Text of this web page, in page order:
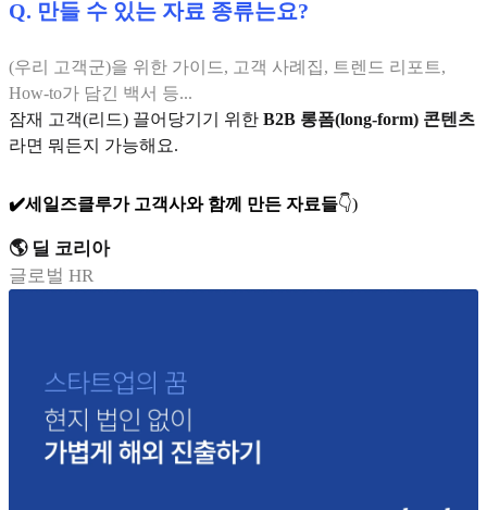
Q. 만들 수 있는 자료 종류는요?
(우리 고객군)을 위한 가이드, 고객 사례집, 트렌드 리포트,
How-to가 담긴 백서 등...
잠재 고객(리드) 끌어당기기 위한 B2B 롱폼(long-form) 콘텐츠
라면 뭐든지 가능해요.
✔️세일즈클루가 고객사와 함께 만든 자료들👇)
🌎 딜 코리아
글로벌 HR